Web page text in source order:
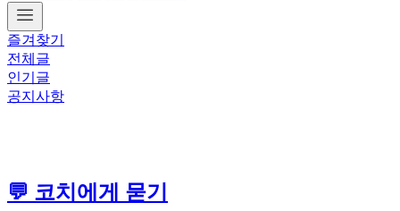
즐겨찾기
전체글
인기글
공지사항
💬 코치에게 묻기